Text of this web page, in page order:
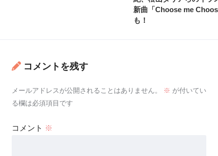
新曲「Choose me
も！
コメントを残す
メールアドレスが公開されることはありません。 ※ が付いてい
る欄は必須項目です
コメント ※